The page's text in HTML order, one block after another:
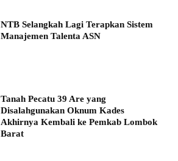
NTB Selangkah Lagi Terapkan Sistem
Manajemen Talenta ASN
Tanah Pecatu 39 Are yang
Disalahgunakan Oknum Kades
Akhirnya Kembali ke Pemkab Lombok
Barat